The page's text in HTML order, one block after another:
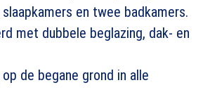
en twee badkamers.
met dubbele beglazing, dak- en
de begane grond in alle